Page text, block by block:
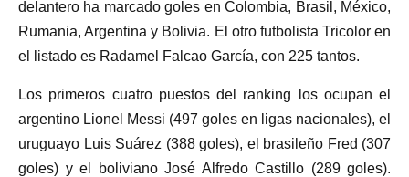
delantero ha marcado goles en Colombia, Brasil, México,
Rumania, Argentina y Bolivia. El otro futbolista Tricolor en
el listado es Radamel Falcao García, con 225 tantos.
Los primeros cuatro puestos del ranking los ocupan el
argentino Lionel Messi (497 goles en ligas nacionales), el
uruguayo Luis Suárez (388 goles), el brasileño Fred (307
goles) y el boliviano José Alfredo Castillo (289 goles).